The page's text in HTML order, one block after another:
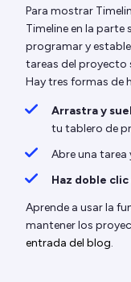
Para mostrar
Timeline en la parte
programar y
tareas del proyecto
Hay tres formas de
Arrastra y
tu tablero de
Abre una tarea
Haz doble clic
Aprende a usar la
mantener los
entrada del blog.